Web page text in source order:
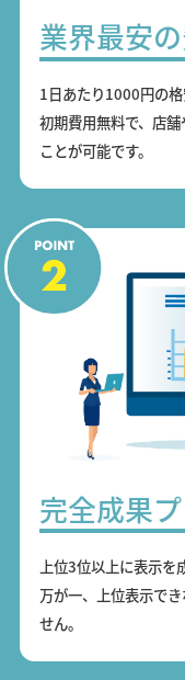
業界最安
1日あたり1000円の格
初期費用無料で、店
ことが可能です。
完全成果
上位3位以上に表示を
万が一、上位表示で
せん。